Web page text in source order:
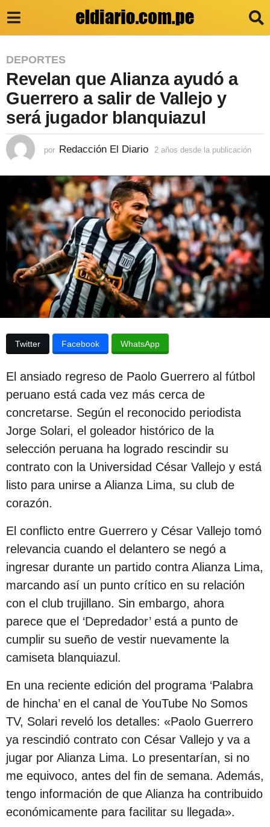
2
a
ñ
o
d
d
e
l
p
l
i
a
c
i
ó
n
2
a
ñ
o
s
d
e
s
d
e
l
p
u
b
l
i
c
a
c
DEPORTES
Revelan que Alianza ayudó a
Guerrero a salir de Vallejo y
será jugador blanquiazul
por Redacción El Diario 2 años desde la publicación
s
d
e
s
d
e
a
p
i
Twitter Facebook WhatsApp
El ansiado regreso de Paolo Guerrero al fútbol
peruano está cada vez más cerca de
concretarse. Según el reconocido periodista
Jorge Solari, el goleador histórico de la
selección peruana ha logrado rescindir su
contrato con la Universidad César Vallejo y está
listo para unirse a Alianza Lima, su club de
corazón.
El conflicto entre Guerrero y César Vallejo tomó
relevancia cuando el delantero se negó a
ingresar durante un partido contra Alianza Lima,
marcando así un punto crítico en su relación
con el club trujillano. Sin embargo, ahora
parece que el ‘Depredador’ está a punto de
cumplir su sueño de vestir nuevamente la
camiseta blanquiazul.
En una reciente edición del programa ‘Palabra
de hincha’ en el canal de YouTube No Somos
TV, Solari reveló los detalles: «Paolo Guerrero
ya rescindió contrato con César Vallejo y va a
jugar por Alianza Lima. Lo presentarían, si no
me equivoco, antes del fin de semana. Además,
tengo información de que Alianza ha contribuido
económicamente para facilitar su llegada».